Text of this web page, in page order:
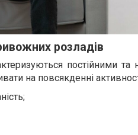
розладів
постійними та
на повсякденні